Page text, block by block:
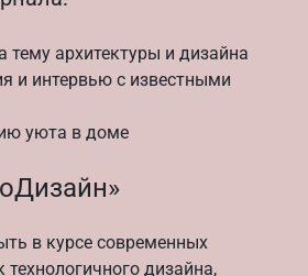
тему архитектуры и дизайна
и интервью с известными
уюта в доме
в курсе современных
технологичного дизайна,